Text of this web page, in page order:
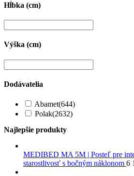
Hĺbka (cm)
Výška (cm)
Dodávatelia
Abamet(644)
Polak(2632)
Najlepšie produkty
MEDIBED MA 5M | Posteľ pre
starostlivosť s bočným náklonom 6